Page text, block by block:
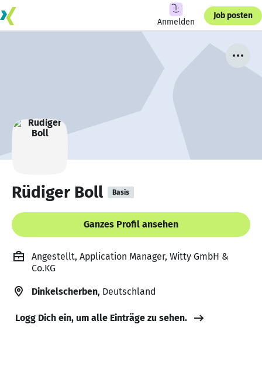
Anmelden
Job posten
Rüdiger Boll Basis
Ganzes Profil ansehen
Angestellt, Application Manager, Witty GmbH &
Co.KG
Dinkelscherben, Deutschland
Logg Dich ein, um alle Einträge zu sehen.